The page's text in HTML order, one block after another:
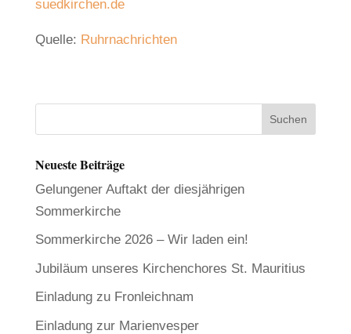
suedkirchen.de
Quelle: Ruhrnachrichten
Neueste Beiträge
Gelungener Auftakt der diesjährigen
Sommerkirche
Sommerkirche 2026 – Wir laden ein!
Jubiläum unseres Kirchenchores St. Mauritius
Einladung zu Fronleichnam
Einladung zur Marienvesper